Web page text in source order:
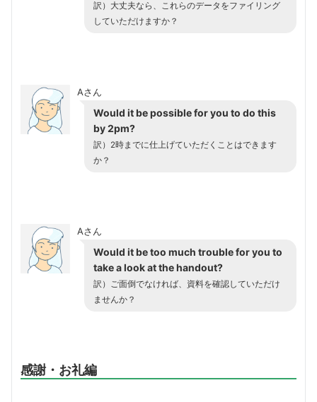
訳）大丈夫なら、これらのデータをファイリング
していただけますか？
Aさん
Would it be possible for you to do this
by 2pm?
訳）2時までに仕上げていただくことはできます
か？
Aさん
Would it be too much trouble for you to
take a look at the handout?
訳）ご面倒でなければ、資料を確認していただけ
ませんか？
感謝・お礼編